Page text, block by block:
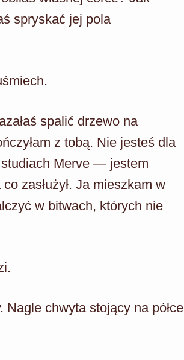
spryskać jej pola
spalić drzewo na
z tobą. Nie jesteś dla
Merve — jestem
zasłużył. Ja mieszkam w
w bitwach, których nie
Nagle chwyta stojący na półce